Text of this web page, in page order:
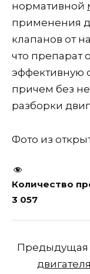
нормативной
применения
клапанов от
что препарат
эффективную
причем без
разборки
Фото из
Количество
3 057
Предыдущая